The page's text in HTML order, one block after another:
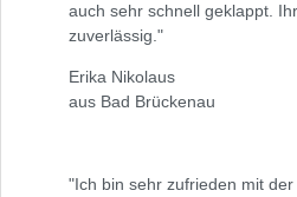
auch sehr schnell geklappt.
zuverlässig."
Erika Nikolaus
aus Bad Brückenau
"Ich bin sehr zufrieden mit